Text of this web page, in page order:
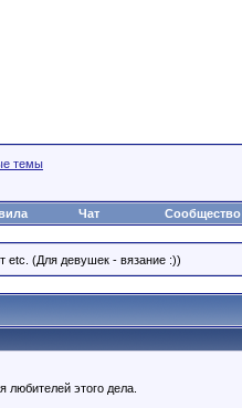
темы
Чат Сообщество
etc. (Для девушек - вязание :))
любителей этого дела.